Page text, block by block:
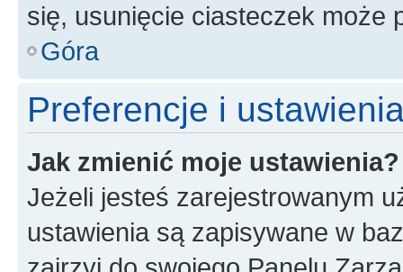
się, usunięcie ciasteczek może
Góra
Preferencje i
Jak zmienić moje ustawienia?
Jeżeli jesteś zarejestrowanym
ustawienia są zapisywane w